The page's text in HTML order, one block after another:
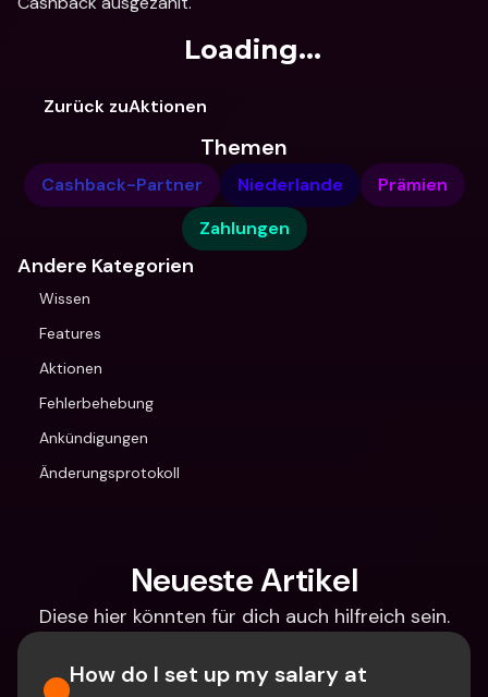
Loading...
Zurück zuAktionen
Themen
Cashback-Partner Niederlande
Prämien
Zahlungen
Andere Kategorien
Wissen
Features
Aktionen
Fehlerbehebung
Ankündigungen
Änderungsprotokoll
Neueste Artikel
Diese hier könnten für dich auch hilfreich sein.
How do I set up my salary at